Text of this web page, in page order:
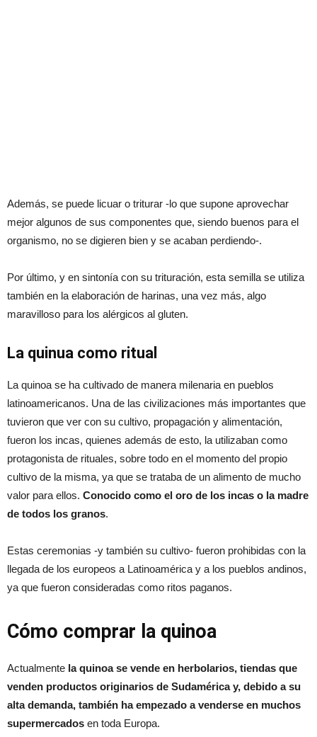
Además, se puede licuar o triturar -lo que supone aprovechar
mejor algunos de sus componentes que, siendo buenos para el
organismo, no se digieren bien y se acaban perdiendo-.
Por último, y en sintonía con su trituración, esta semilla se utiliza
también en la elaboración de harinas, una vez más, algo
maravilloso para los alérgicos al gluten.
La quinua como ritual
La quinoa se ha cultivado de manera milenaria en pueblos
latinoamericanos. Una de las civilizaciones más importantes que
tuvieron que ver con su cultivo, propagación y alimentación,
fueron los incas, quienes además de esto, la utilizaban como
protagonista de rituales, sobre todo en el momento del propio
cultivo de la misma, ya que se trataba de un alimento de mucho
valor para ellos. Conocido como el oro de los incas o la madre
de todos los granos.
Estas ceremonias -y también su cultivo- fueron prohibidas con la
llegada de los europeos a Latinoamérica y a los pueblos andinos,
ya que fueron consideradas como ritos paganos.
Cómo comprar la quinoa
Actualmente la quinoa se vende en herbolarios, tiendas que
venden productos originarios de Sudamérica y, debido a su
alta demanda, también ha empezado a venderse en muchos
supermercados en toda Europa.